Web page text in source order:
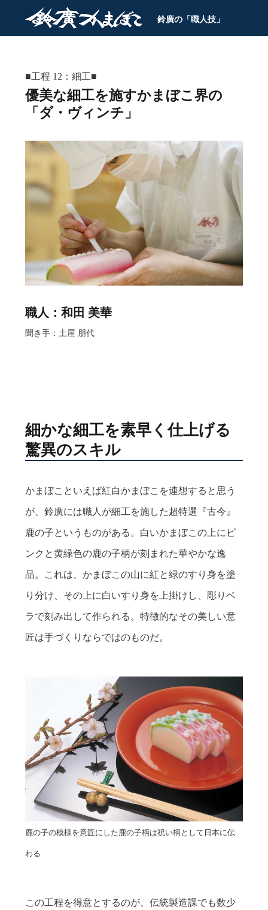
鈴廣の「職人技」
■工程 12：細工■
優美な細工を施すかまぼこ界の
「ダ・ヴィンチ」
職人：和田 美華
聞き手：土屋 朋代
細かな細工を素早く仕上げる
驚異のスキル
かまぼこといえば紅白かまぼこを連想すると思う
が、鈴廣には職人が細工を施した超特選『古今』
鹿の子というものがある。白いかまぼこの上にピ
ンクと黄緑色の鹿の子柄が刻まれた華やかな逸
品。これは、かまぼこの山に紅と緑のすり身を塗
り分け、その上に白いすり身を上掛けし、彫りベ
ラで刻み出して作られる。特徴的なその美しい意
匠は手づくりならではのものだ。
鹿の子の模様を意匠にした鹿の子柄は祝い柄として日本に伝
わる
この工程を得意とするのが、伝統製造課でも数少